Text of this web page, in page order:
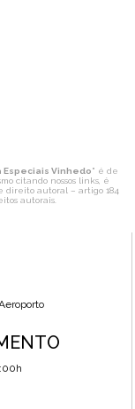
Especiais Vinhedo" é de
citando nossos links, é
direito autoral – artigo 184
autorais.